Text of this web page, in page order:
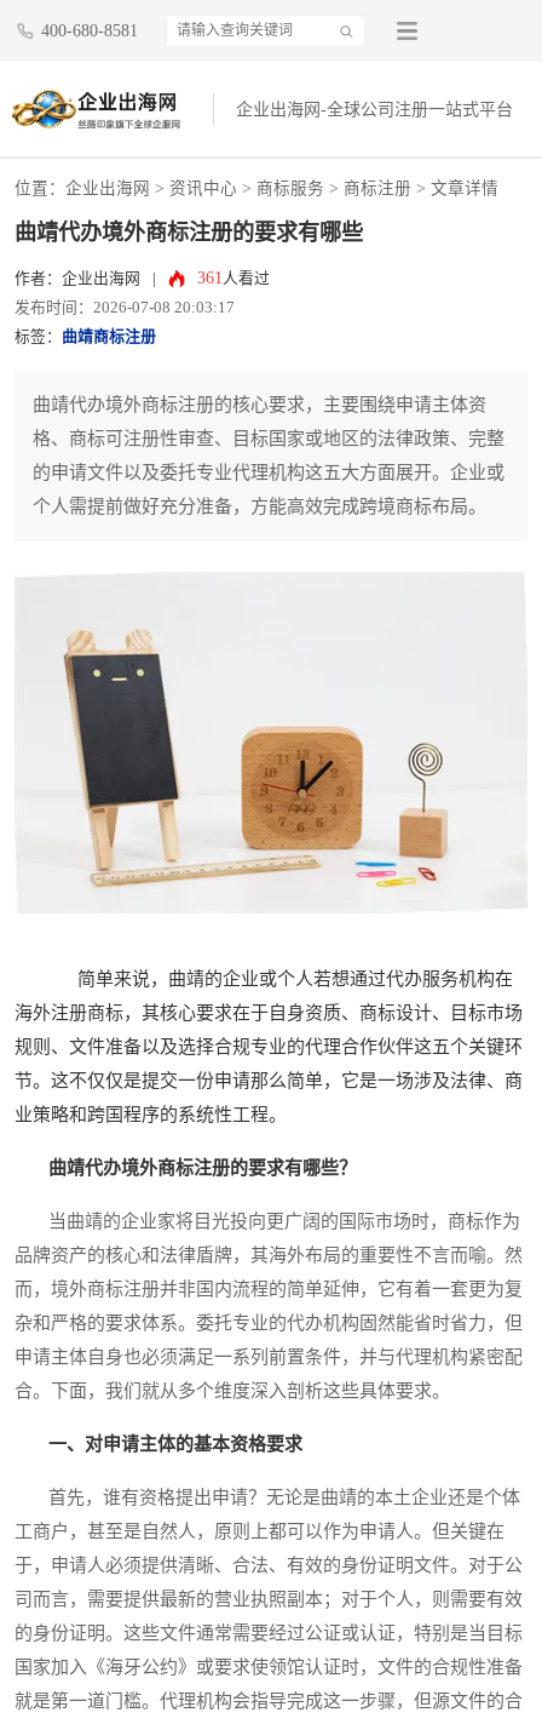
400-680-8581
企业出海网-全球公司注册一站式平台
位置： 企业出海网 > 资讯中心 > 商标服务 > 商标注册 > 文章详情
曲靖代办境外商标注册的要求有哪些
作者：企业出海网 361人看过
发布时间：2026-07-08 20:03:17
标签： 曲靖商标注册
曲靖代办境外商标注册的核心要求，主要围绕申请主体资
格、商标可注册性审查、目标国家或地区的法律政策、完整
的申请文件以及委托专业代理机构这五大方面展开。企业或
个人需提前做好充分准备，方能高效完成跨境商标布局。
简单来说，曲靖的企业或个人若想通过代办服务机构在
海外注册商标，其核心要求在于自身资质、商标设计、目标市场
规则、文件准备以及选择合规专业的代理合作伙伴这五个关键环
节。这不仅仅是提交一份申请那么简单，它是一场涉及法律、商
业策略和跨国程序的系统性工程。
曲靖代办境外商标注册的要求有哪些？
当曲靖的企业家将目光投向更广阔的国际市场时，商标作为
品牌资产的核心和法律盾牌，其海外布局的重要性不言而喻。然
而，境外商标注册并非国内流程的简单延伸，它有着一套更为复
杂和严格的要求体系。委托专业的代办机构固然能省时省力，但
申请主体自身也必须满足一系列前置条件，并与代理机构紧密配
合。下面，我们就从多个维度深入剖析这些具体要求。
一、对申请主体的基本资格要求
首先，谁有资格提出申请？无论是曲靖的本土企业还是个体
工商户，甚至是自然人，原则上都可以作为申请人。但关键在
于，申请人必须提供清晰、合法、有效的身份证明文件。对于公
司而言，需要提供最新的营业执照副本；对于个人，则需要有效
的身份证明。这些文件通常需要经过公证或认证，特别是当目标
国家加入《海牙公约》或要求使领馆认证时，文件的合规性准备
就是第一道门槛。代理机构会指导完成这一步骤，但源文件的合